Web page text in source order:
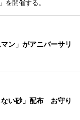
を開催する。
ン」がアニバーサリ
ない砂」配布 お守り